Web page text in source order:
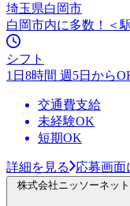
埼玉県白岡市
白岡市内に多数！＜
シフト
1日8時間 週5日から
交通費支給
未経験OK
短期OK
詳細を見る 応募画面
株式会社ニッソーネッ